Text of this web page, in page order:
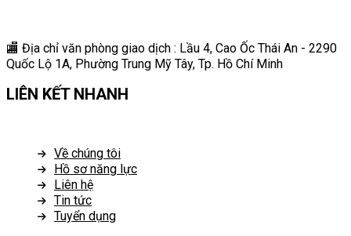
🏬 Địa chỉ văn phòng giao dịch : Lầu 4, Cao Ốc Thái An - 2290
Quốc Lộ 1A, Phường Trung Mỹ Tây, Tp. Hồ Chí Minh
LIÊN KẾT NHANH
Về chúng tôi
Hồ sơ năng lực
Liên hệ
Tin tức
Tuyển dụng